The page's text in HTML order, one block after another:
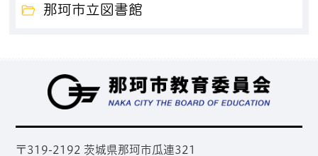
那珂市立図書館
〒319-2192 茨城県那珂市瓜連321